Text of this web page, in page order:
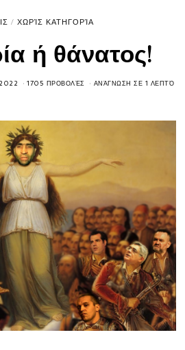
/ ΧΩΡΊΣ ΚΑΤΗΓΟΡΊΑ
ή θάνατος!
1705 ΠΡΟΒΟΛΈΣ ΑΝΆΓΝΩΣΗ ΣΕ 1 ΛΕΠΤΌ